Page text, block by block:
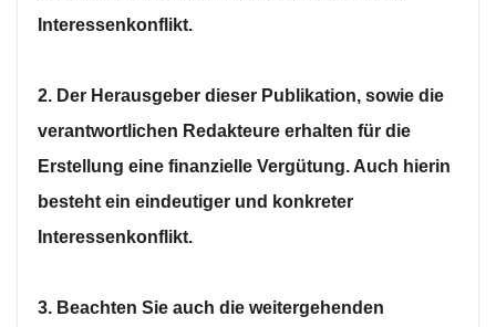
Interessenkonflikt.
2. Der Herausgeber dieser Publikation, sowie die
verantwortlichen Redakteure erhalten für die
Erstellung eine finanzielle Vergütung. Auch hierin
besteht ein eindeutiger und konkreter
Interessenkonflikt.
3. Beachten Sie auch die weitergehenden